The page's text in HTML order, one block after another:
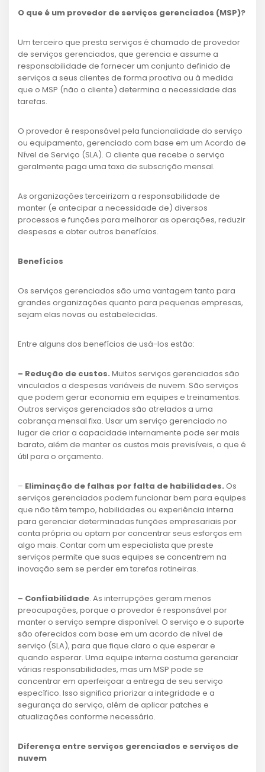
O que é um provedor de serviços gerenciados (MSP)?
Um terceiro que presta serviços é chamado de provedor
de serviços gerenciados, que gerencia e assume a
responsabilidade de fornecer um conjunto definido de
serviços a seus clientes de forma proativa ou à medida
que o MSP (não o cliente) determina a necessidade das
tarefas.
O provedor é responsável pela funcionalidade do serviço
ou equipamento, gerenciado com base em um Acordo de
Nível de Serviço (SLA). O cliente que recebe o serviço
geralmente paga uma taxa de subscrição mensal.
As organizações terceirizam a responsabilidade de
manter (e antecipar a necessidade de) diversos
processos e funções para melhorar as operações, reduzir
despesas e obter outros benefícios.
Benefícios
Os serviços gerenciados são uma vantagem tanto para
grandes organizações quanto para pequenas empresas,
sejam elas novas ou estabelecidas.
Entre alguns dos benefícios de usá-los estão:
– Redução de custos. Muitos serviços gerenciados são
vinculados a despesas variáveis de nuvem. São serviços
que podem gerar economia em equipes e treinamentos.
Outros serviços gerenciados são atrelados a uma
cobrança mensal fixa. Usar um serviço gerenciado no
lugar de criar a capacidade internamente pode ser mais
barato, além de manter os custos mais previsíveis, o que é
útil para o orçamento.
– Eliminação de falhas por falta de habilidades. Os
serviços gerenciados podem funcionar bem para equipes
que não têm tempo, habilidades ou experiência interna
para gerenciar determinadas funções empresariais por
conta própria ou optam por concentrar seus esforços em
algo mais. Contar com um especialista que preste
serviços permite que suas equipes se concentrem na
inovação sem se perder em tarefas rotineiras.
– Confiabilidade. As interrupções geram menos
preocupações, porque o provedor é responsável por
manter o serviço sempre disponível. O serviço e o suporte
são oferecidos com base em um acordo de nível de
serviço (SLA), para que fique claro o que esperar e
quando esperar. Uma equipe interna costuma gerenciar
várias responsabilidades, mas um MSP pode se
concentrar em aperfeiçoar a entrega de seu serviço
específico. Isso significa priorizar a integridade e a
segurança do serviço, além de aplicar patches e
atualizações conforme necessário.
Diferença entre serviços gerenciados e serviços de
nuvem